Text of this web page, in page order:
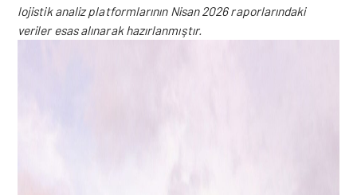
lojistik analiz platformlarının Nisan 2026 raporlarındaki
veriler esas alınarak hazırlanmıştır.